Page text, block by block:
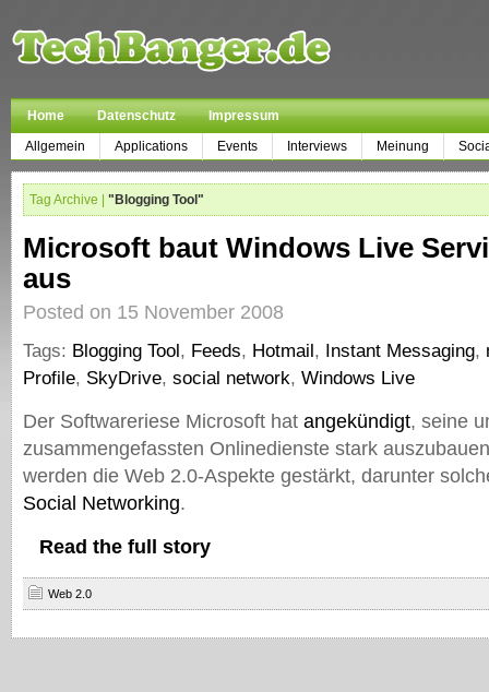
Home Datenschutz
Impressum
Allgemein
Applications Events Interviews Meinung
Tag Archive | "Blogging Tool"
Microsoft baut Windows Live
aus
Posted on 15 November 2008
Tags: Blogging Tool, Feeds, Hotmail, Instant Messaging,
Profile, SkyDrive, social network, Windows Live
Der Softwareriese Microsoft hat angekündigt, seine
zusammengefassten Onlinedienste stark
werden die Web 2.0-Aspekte gestärkt, darunter
Social Networking.
Read the full story
Web 2.0